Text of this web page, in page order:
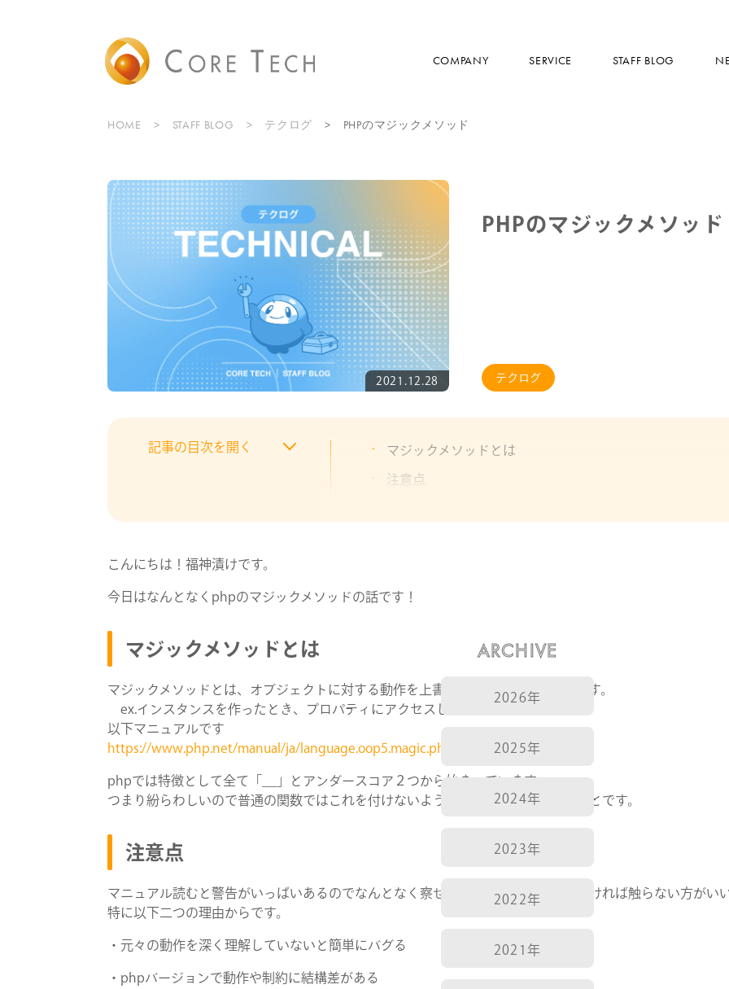
COMPANY SERVICE STAFF BLOG
HOME STAFF BLOG テクログ PHPのマジックメソッド
2021.12.28
PHPのマジックメソッド
テクログ
記事の目次を開く マジックメソッドとは
注意点
__invoke
こんにちは！福神漬けです。
今日はなんとなくphpのマジックメソッドの話です！
マジックメソッドとは
マジックメソッドとは、オブジェクトに対する動作を上書きするためのメソッドです。
ex.インスタンスを作ったとき、プロパティにアクセスしたとき、echoしたとき
以下マニュアルです
https://www.php.net/manual/ja/language.oop5.magic.php
phpでは特徴として全て「__」とアンダースコア２つから始まっています。
つまり紛らわしいので普通の関数ではこれを付けないようにしましょう！ということです。
注意点
マニュアル読むと警告がいっぱいあるのでなんとなく察せると思いますが、用がなければ触らない方がい
特に以下二つの理由からです。
・元々の動作を深く理解していないと簡単にバグる
・phpバージョンで動作や制約に結構差がある
ARCHIVE
2026年
2025年
2024年
2023年
2022年
2021年